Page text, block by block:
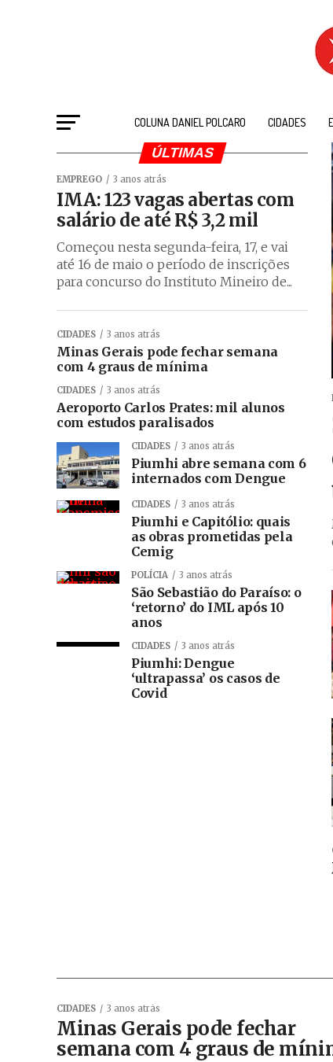
COLUNA DANIEL POLCARO CIDADES
ÚLTIMAS
EMPREGO 3 anos atrás
IMA: 123 vagas abertas com
salário de até R$ 3,2 mil
Começou nesta segunda-feira, 17, e vai
até 16 de maio o período de inscrições
para concurso do Instituto Mineiro de...
CIDADES 3 anos atrás
Minas Gerais pode fechar semana
com 4 graus de mínima
CIDADES 3 anos atrás
Aeroporto Carlos Prates: mil alunos
com estudos paralisados
CIDADES 3 anos atrás
Piumhi abre semana com 6
internados com Dengue
CIDADES 3 anos atrás
Piumhi e Capitólio: quais
as obras prometidas pela
Cemig
POLÍCIA 3 anos atrás
São Sebastião do Paraíso: o
‘retorno’ do IML após 10
anos
CIDADES 3 anos atrás
Piumhi: Dengue
‘ultrapassa’ os casos de
Covid
CIDADES 3 anos atrás
Minas Gerais pode fechar
semana com 4 graus de